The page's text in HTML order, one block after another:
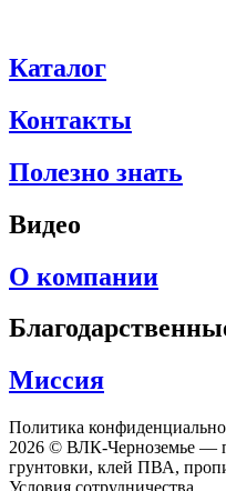
Каталог
Контакты
Полезно знать
Видео
О компании
Миссия
Политика
2026 © ВЛК-Черноземье —
грунтовки, клей ПВА,